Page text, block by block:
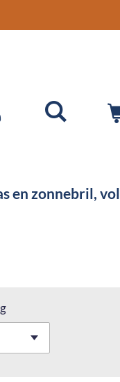
en zonnebril, vol